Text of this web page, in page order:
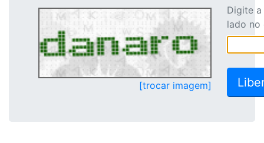
[trocar imagem]
Digite
lado no